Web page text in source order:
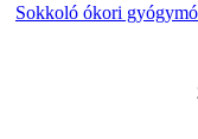
Sokkoló ókori